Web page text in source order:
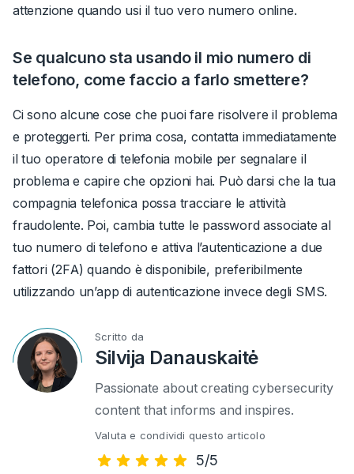
attenzione quando usi il tuo vero numero online.
Se qualcuno sta usando il mio numero di
telefono, come faccio a farlo smettere?
Ci sono alcune cose che puoi fare risolvere il problema
e proteggerti. Per prima cosa, contatta immediatamente
il tuo operatore di telefonia mobile per segnalare il
problema e capire che opzioni hai. Può darsi che la tua
compagnia telefonica possa tracciare le attività
fraudolente. Poi, cambia tutte le password associate al
tuo numero di telefono e attiva l’autenticazione a due
fattori (2FA) quando è disponibile, preferibilmente
utilizzando un’app di autenticazione invece degli SMS.
Scritto da
Silvija Danauskaitė
Passionate about creating cybersecurity
content that informs and inspires.
Valuta e condividi questo articolo
5/5